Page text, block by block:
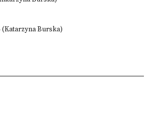
(Katarzyna Burska)